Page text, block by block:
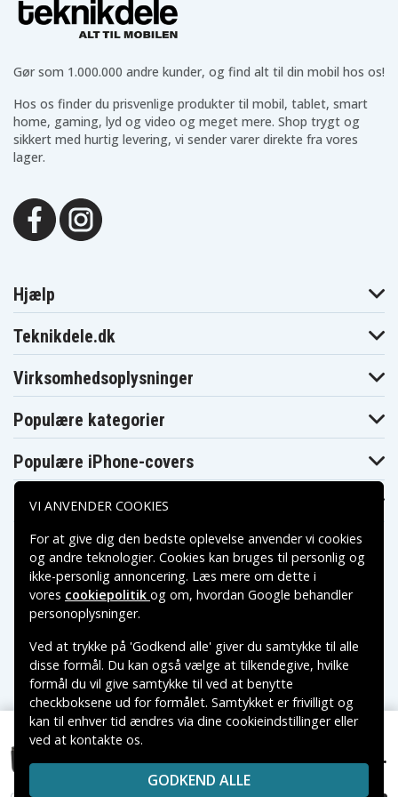
DSR-200, DSR-DU1 (Video Disk Unit), DSR-PD100,
DSR-PD100A, DSR-PD150, DSR-PD150P, DSR-
Player), EVO-250 (Video Recorder), GV-A100 (Video
Walkman), GV-A500E, GV-A700 (Video Walkman),
GV-D300 (Video Walkman), GV-D800 (Video
Walkman), GV-D900 (Video Walkman), HDR-FX1,
(Marine Light), HVR-M10C (Videocassette record,
HVR-M10E (Videocassette record, HVR-M10N
HVR-Z1E, HVR-Z1N, HVR-Z1P, HVR-Z1U, HXR-
NX5E, MPK-DVF4, MVC-CD1000, MVC-FD100,
MVC-FD51, MVC-FD7, MVC-FD73, MVC-FD73K,
MVC-FD75, MVC-FD83, MVC-FD83K, MVC-FD87,
MVC-FD88, MVC-FD88K, MVC-FD90, MVC-FD91,
MVC-FD92, MVC-FD95, MVC-FDR1 (Digital Mavica),
MVC-FDR3 (Digital Mavica), MVC-FDR3E (Digital
Player), PBD-V30(DVD Player), PLM-100
TRV49E, UPX-2000 (Printer), UPX-2000(Printer)
Artikkelnr b68476891d4deec1733cb321c
EAN / GTIN 4894128003724
Kapacitet 4400 mAh
Batteriet erstatter:
149 kr.
Gør som 1.000.000 andre kunder, og find alt til din mobil hos os!
Hos os finder du prisvenlige produkter til mobil, tablet, smart
home, gaming, lyd og video og meget mere. Shop trygt og
sikkert med hurtig levering, vi sender varer direkte fra vores
lager.
Hjælp
Teknikdele.dk
Virksomhedsoplysninger
Populære kategorier
Populære iPhone-covers
Populære Samsung-covers
Betalingsmuligheder
Leveringsmuligheder
Copyright © 2026, Spares Nordic AB
VAREMÆRKER NÆVNT PÅ DETTE WEB TILHØRER DE
RESPEKTIVE VAREMÆRKERS-EJER.
VI ANVENDER COOKIES
For at give dig den bedste oplevelse anvender vi cookies
og andre teknologier. Cookies kan bruges til personlig og
ikke-personlig annoncering. Læs mere om dette i
vores cookiepolitik og om, hvordan Google behandler
personoplysninger.
Ved at trykke på 'Godkend alle' giver du samtykke til alle
disse formål. Du kan også vælge at tilkendegive, hvilke
formål du vil give samtykke til ved at benytte
checkboksene ud for formålet. Samtykket er frivilligt og
kan til enhver tid ændres via dine cookieindstillinger eller
ved at kontakte os.
GODKEND ALLE